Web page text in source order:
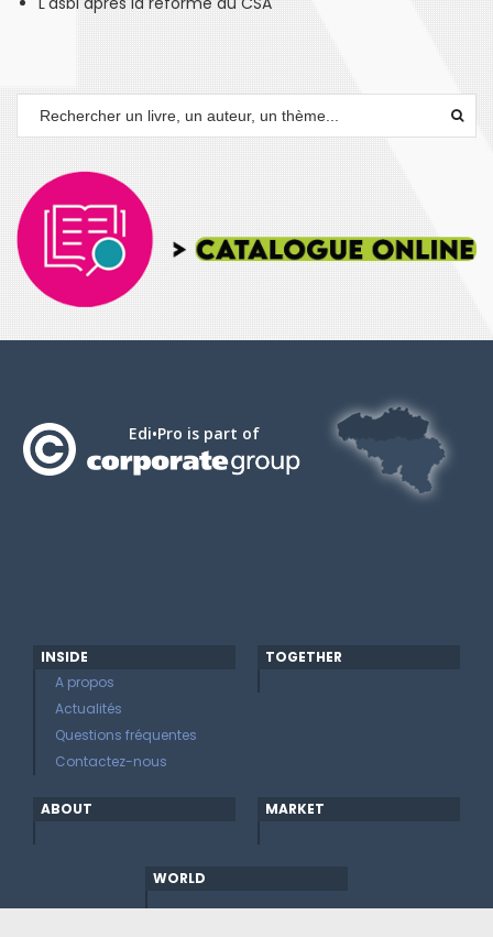
Edi•Pro is part of
INSIDE
A propos
Actualités
Questions fréquentes
Contactez-nous
TOGETHER
ABOUT MARKET
WORLD